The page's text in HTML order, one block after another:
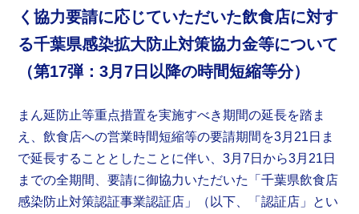
く協力要請に応じていただいた飲食店に対す
る千葉県感染拡大防止対策協力金等について
（第17弾：3月7日以降の時間短縮等分）
まん延防止等重点措置を実施すべき期間の延長を踏ま
え、飲食店への営業時間短縮等の要請期間を3月21日ま
で延長することとしたことに伴い、3月7日から3月21日
までの全期間、要請に御協力いただいた「千葉県飲食店
感染防止対策認証事業認証店」（以下、「認証店」とい